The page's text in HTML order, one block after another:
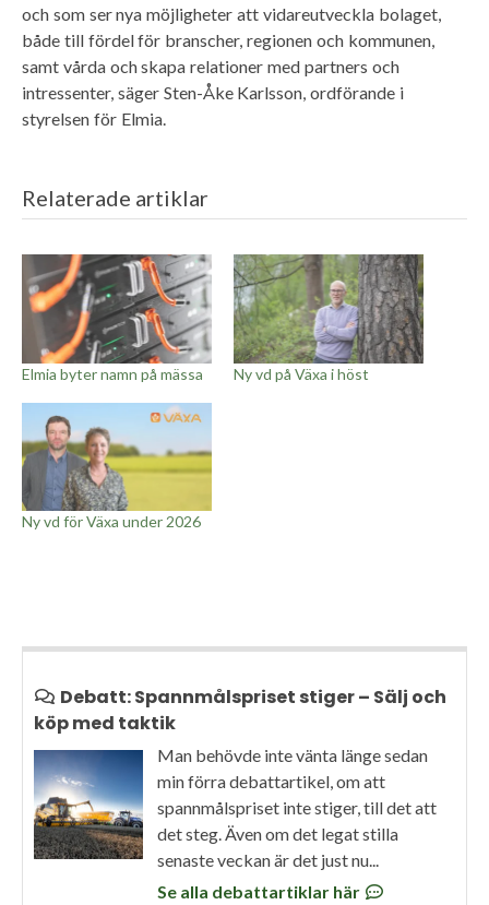
och som ser nya möjligheter att vidareutveckla bolaget,
både till fördel för branscher, regionen och kommunen,
samt vårda och skapa relationer med partners och
intressenter, säger Sten-Åke Karlsson, ordförande i
styrelsen för Elmia.
Relaterade artiklar
Elmia byter namn på mässa Ny vd på Växa i höst
Ny vd för Växa under 2026
Debatt: Spannmålspriset stiger – Sälj och
köp med taktik
Man behövde inte vänta länge sedan
min förra debattartikel, om att
spannmålspriset inte stiger, till det att
det steg. Även om det legat stilla
senaste veckan är det just nu...
Se alla debattartiklar här